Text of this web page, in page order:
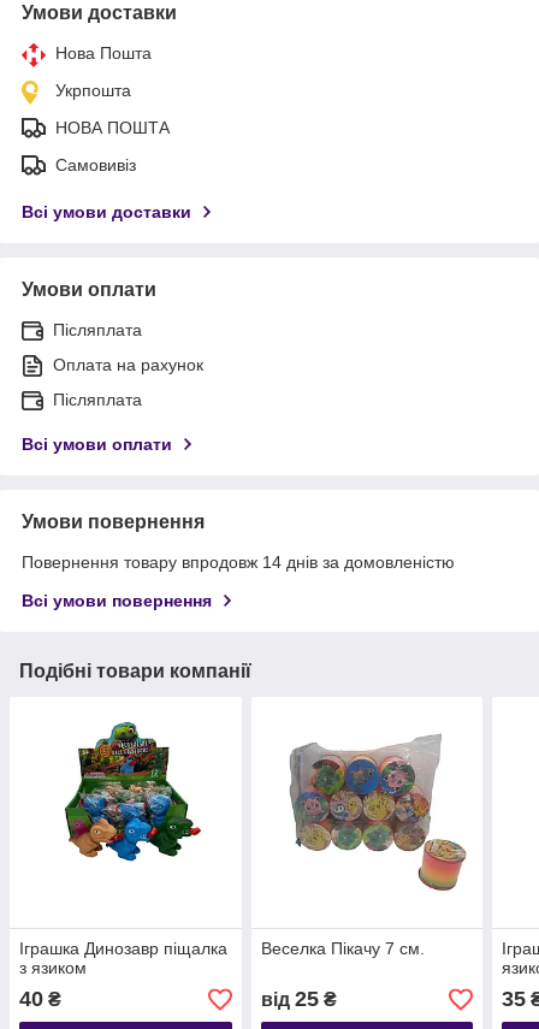
Умови доставки
Нова Пошта
Укрпошта
НОВА ПОШТА
Самовивіз
Всі умови доставки
Умови оплати
Післяплата
Оплата на рахунок
Післяплата
Всі умови оплати
Умови повернення
Повернення товару впродовж 14 днів за домовленістю
Всі умови повернення
Подібні товари компанії
Іграшка Динозавр піщалка
з язиком
40 ₴
Веселка Пікачу 7 см.
від 25₴ 35